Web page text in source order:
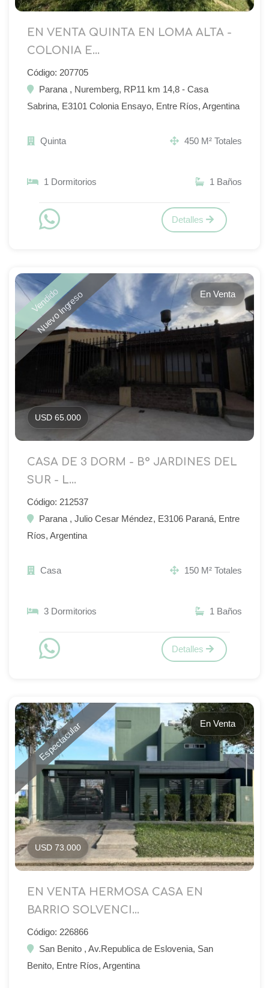
EN VENTA QUINTA EN LOMA ALTA -
COLONIA E...
Código: 207705
Parana , Nuremberg, RP11 km 14,8 - Casa
Sabrina, E3101 Colonia Ensayo, Entre Ríos, Argentina
Quinta 450 M² Totales
1 Dormitorios 1 Baños
Detalles
Vendido
Nuevo Ingreso En Venta
USD 65.000
CASA DE 3 DORM - B° JARDINES DEL
SUR - L...
Código: 212537
Parana , Julio Cesar Méndez, E3106 Paraná, Entre
Ríos, Argentina
Casa 150 M² Totales
3 Dormitorios 1 Baños
Detalles
Espectacular En Venta
USD 73.000
EN VENTA HERMOSA CASA EN
BARRIO SOLVENCI...
Código: 226866
San Benito , Av.Republica de Eslovenia, San
Benito, Entre Ríos, Argentina